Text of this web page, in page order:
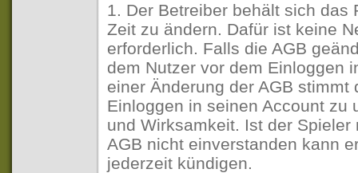
1. Der Betreiber behält sich das
Zeit zu ändern. Dafür ist keine
erforderlich. Falls die AGB
dem Nutzer vor dem Einloggen
einer Änderung der AGB
Einloggen in seinen Account zu
und Wirksamkeit. Ist der
AGB nicht einverstanden kann
jederzeit kündigen.